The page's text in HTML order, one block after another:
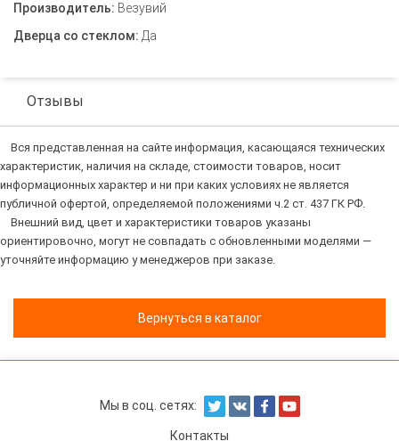
Производитель: Везувий
Дверца со стеклом: Да
Отзывы
Вся представленная на сайте информация, касающаяся технических
характеристик, наличия на складе, стоимости товаров, носит
информационных характер и ни при каких условиях не является
публичной офертой, определяемой положениями ч.2 ст. 437 ГК РФ.
Внешний вид, цвет и характеристики товаров указаны
ориентировочно, могут не совпадать с обновленными моделями —
уточняйте информацию у менеджеров при заказе.
Вернуться в каталог
Мы в соц. сетях:
Контакты